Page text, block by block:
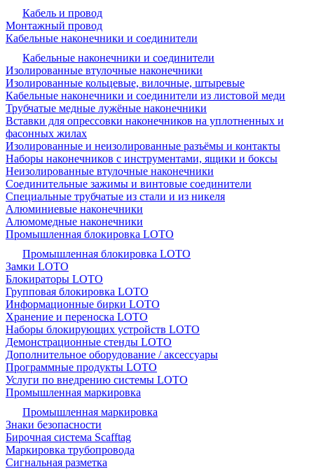
Кабель и провод
Монтажный провод
Кабельные наконечники и соединители
Кабельные наконечники и соединители
Изолированные втулочные наконечники
Изолированные кольцевые, вилочные, штыревые
Кабельные наконечники и соединители из листовой меди
Трубчатые медные лужёные наконечники
Вставки для опрессовки наконечников на уплотненных и
фасонных жилах
Изолированные и неизолированные разъёмы и контакты
Наборы наконечников с инструментами, ящики и боксы
Неизолированные втулочные наконечники
Соединительные зажимы и винтовые соединители
Специальные трубчатые из стали и из никеля
Алюминиевые наконечники
Алюмомедные наконечники
Промышленная блокировка LOTO
Промышленная блокировка LOTO
Замки LOTO
Блокираторы LOTO
Групповая блокировка LOTO
Информационные бирки LOTO
Хранение и переноска LOTO
Наборы блокирующих устройств LOTO
Демонстрационные стенды LOTO
Дополнительное оборудование / аксессуары
Программные продукты LOTO
Услуги по внедрению системы LOTO
Промышленная маркировка
Промышленная маркировка
Знаки безопасности
Бирочная система Scafftag
Маркировка трубопровода
Сигнальная разметка